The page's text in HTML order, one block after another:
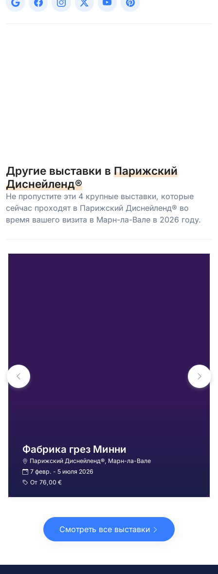
Другие выставки в Парижский
Диснейленд®
Не пропустите эти 4 крупные выставки, которые
сейчас проходят в Парижский Диснейленд® во
время вашего визита в Марн-ла-Вале в 2026 году.
Фабрика грез Минни
Парижский Диснейленд®, Марн-ла-Вале
7 февр. - 5 июля 2026
От 76,00 €
Смотреть все выставки